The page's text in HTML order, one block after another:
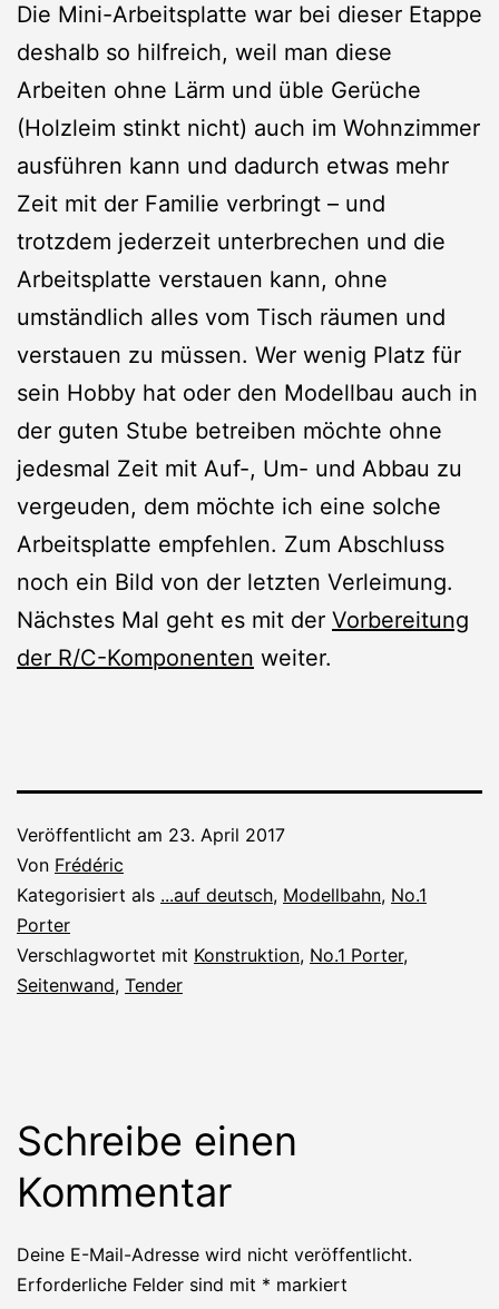
Die Mini-Arbeitsplatte war bei dieser Etappe
deshalb so hilfreich, weil man diese
Arbeiten ohne Lärm und üble Gerüche
(Holzleim stinkt nicht) auch im Wohnzimmer
ausführen kann und dadurch etwas mehr
Zeit mit der Familie verbringt – und
trotzdem jederzeit unterbrechen und die
Arbeitsplatte verstauen kann, ohne
umständlich alles vom Tisch räumen und
verstauen zu müssen. Wer wenig Platz für
sein Hobby hat oder den Modellbau auch in
der guten Stube betreiben möchte ohne
jedesmal Zeit mit Auf-, Um- und Abbau zu
vergeuden, dem möchte ich eine solche
Arbeitsplatte empfehlen. Zum Abschluss
noch ein Bild von der letzten Verleimung.
Nächstes Mal geht es mit der Vorbereitung
der R/C-Komponenten weiter.
Veröffentlicht am 23. April 2017
Von Frédéric
Kategorisiert als ...auf deutsch, Modellbahn, No.1
Porter
Verschlagwortet mit Konstruktion, No.1 Porter,
Seitenwand, Tender
Schreibe einen
Kommentar
Deine E-Mail-Adresse wird nicht veröffentlicht.
Erforderliche Felder sind mit * markiert